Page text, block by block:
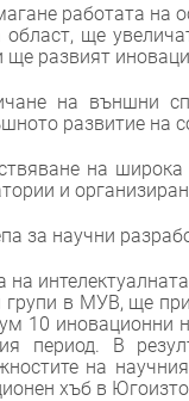
работата на
област, ще
ще развият
на външни
развитие на
на широка
и
за научни
на
групи в МУВ, ще
10 иновационни
период. В
на
хъб в